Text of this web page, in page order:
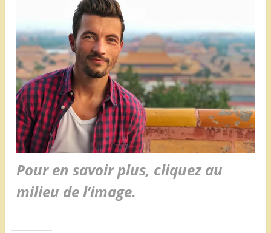
Pour en savoir plus, cliquez au
milieu de l’image.